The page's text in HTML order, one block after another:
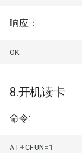
响应：
OK
8.开机读卡
命令:
AT+CFUN=1